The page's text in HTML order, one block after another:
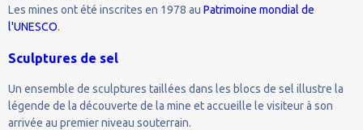
Les mines ont été inscrites en 1978 au Patrimoine mondial de
l'UNESCO.
Sculptures de sel
Un ensemble de sculptures taillées dans les blocs de sel illustre la
légende de la découverte de la mine et accueille le visiteur à son
arrivée au premier niveau souterrain.